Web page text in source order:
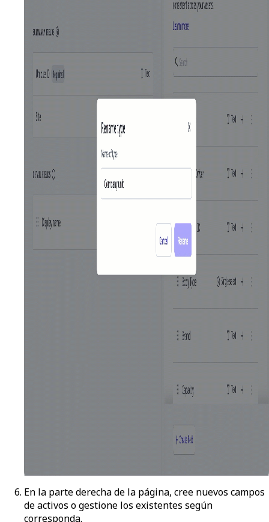
En la parte derecha de la página, cree nuevos campos
de activos o gestione los existentes según
corresponda.